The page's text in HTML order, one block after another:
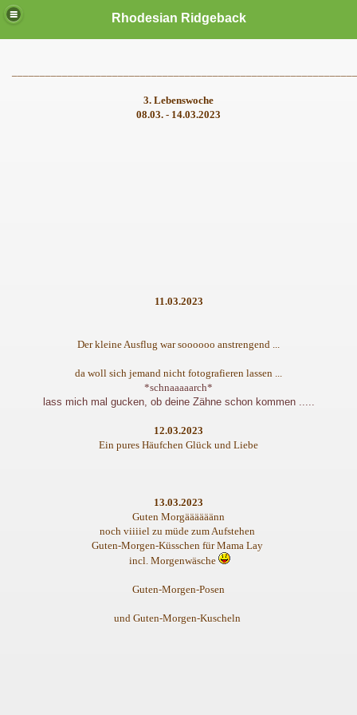
Rhodesian Ridgeback
3. Lebenswoche
08.03. - 14.03.2023
11.03.2023
Der kleine Ausflug war soooooo anstrengend ...
da woll sich jemand nicht fotografieren lassen ...
*schnaaaaarch*
lass mich mal gucken, ob deine Zähne schon kommen .....
12.03.2023
Ein pures Häufchen Glück und Liebe
13.03.2023
Guten Morgäääääänn
noch viiiiel zu müde zum Aufstehen
Guten-Morgen-Küsschen für Mama Lay
incl. Morgenwäsche
Guten-Morgen-Posen
und Guten-Morgen-Kuscheln